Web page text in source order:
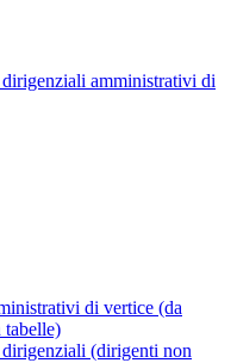
amministrativi di
di vertice (da
tabelle)
(dirigenti non